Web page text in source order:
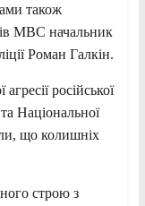
також
МВС начальник
Роман Галкін.
російської
Національної
що колишніх
строю з